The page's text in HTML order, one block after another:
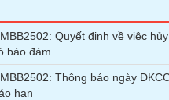
Quyết định về việc
bảo đảm
Thông báo ngày
hạn